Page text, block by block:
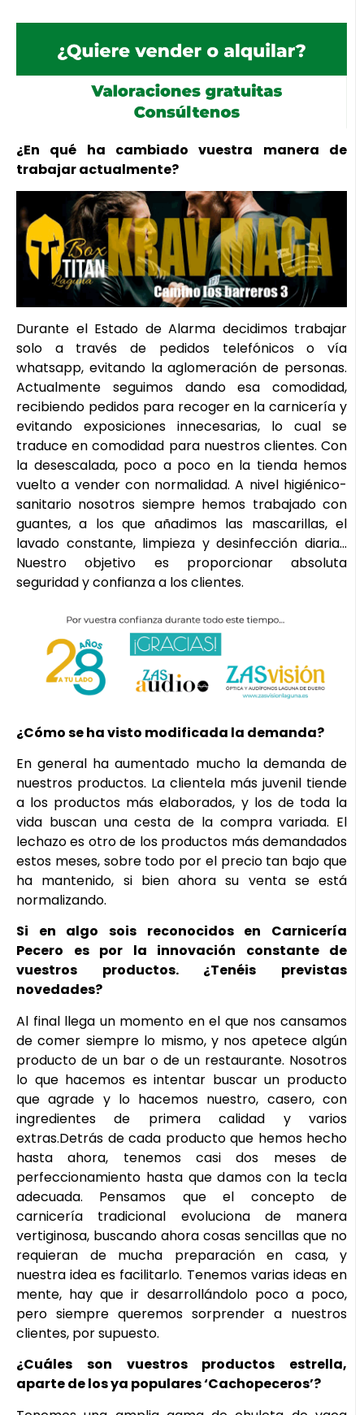
¿En qué ha cambiado vuestra manera de
trabajar actualmente?
Durante el Estado de Alarma decidimos trabajar
solo a través de pedidos telefónicos o vía
whatsapp, evitando la aglomeración de personas.
Actualmente seguimos dando esa comodidad,
recibiendo pedidos para recoger en la carnicería y
evitando exposiciones innecesarias, lo cual se
traduce en comodidad para nuestros clientes. Con
la desescalada, poco a poco en la tienda hemos
vuelto a vender con normalidad. A nivel higiénico-
sanitario nosotros siempre hemos trabajado con
guantes, a los que añadimos las mascarillas, el
lavado constante, limpieza y desinfección diaria…
Nuestro objetivo es proporcionar absoluta
seguridad y confianza a los clientes.
¿Cómo se ha visto modificada la demanda?
En general ha aumentado mucho la demanda de
nuestros productos. La clientela más juvenil tiende
a los productos más elaborados, y los de toda la
vida buscan una cesta de la compra variada. El
lechazo es otro de los productos más demandados
estos meses, sobre todo por el precio tan bajo que
ha mantenido, si bien ahora su venta se está
normalizando.
Si en algo sois reconocidos en Carnicería
Pecero es por la innovación constante de
vuestros productos. ¿Tenéis previstas
novedades?
Al final llega un momento en el que nos cansamos
de comer siempre lo mismo, y nos apetece algún
producto de un bar o de un restaurante. Nosotros
lo que hacemos es intentar buscar un producto
que agrade y lo hacemos nuestro, casero, con
ingredientes de primera calidad y varios
extras.Detrás de cada producto que hemos hecho
hasta ahora, tenemos casi dos meses de
perfeccionamiento hasta que damos con la tecla
adecuada. Pensamos que el concepto de
carnicería tradicional evoluciona de manera
vertiginosa, buscando ahora cosas sencillas que no
requieran de mucha preparación en casa, y
nuestra idea es facilitarlo. Tenemos varias ideas en
mente, hay que ir desarrollándolo poco a poco,
pero siempre queremos sorprender a nuestros
clientes, por supuesto.
¿Cuáles son vuestros productos estrella,
aparte de los ya populares ‘Cachopeceros’?